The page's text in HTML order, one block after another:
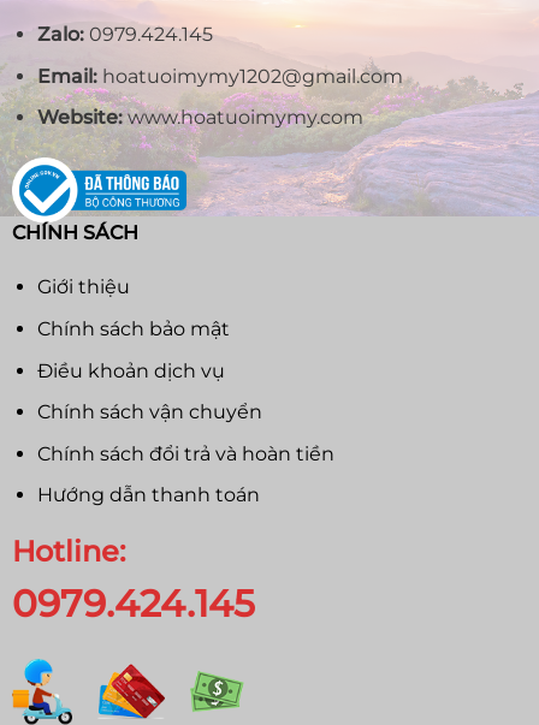
Zalo:0979.424.145
Email:hoatuoimymy1202@gmail.com
Website:www.hoatuoimymy.com
CHÍNH SÁCH
Giới thiệu
Chính sách bảo mật
Điều khoản dịch vụ
Chính sách vận chuyển
Chính sách đổi trả và hoàn tiền
Hướng dẫn thanh toán
Hotline:
0979.424.145